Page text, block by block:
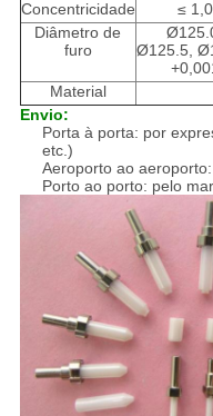
Concentricidade ≤ 1,0
Diâmetro de
furo
Ø125.5,
Material
Envio:
Porta à porta: por
etc.)
Aeroporto ao
Porto ao porto: pelo